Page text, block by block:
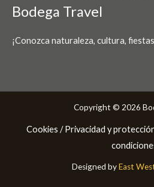
Bodega Travel
¡Conozca naturaleza, cultura,
Copyright © 2026
Cookies /Privacidad y
Designed byEast